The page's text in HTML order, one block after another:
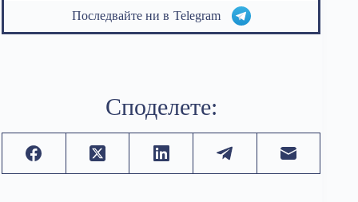
Последвайте ни в Telegram
Споделете: